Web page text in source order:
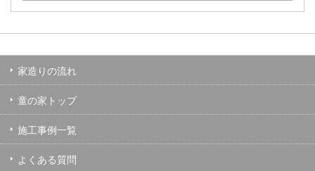
家造りの流れ
童の家トップ
施工事例一覧
よくある質問